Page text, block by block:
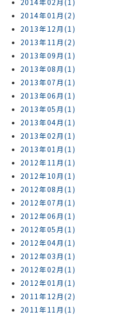
2014年01月(2)
2013年12月(1)
2013年11月(2)
2013年09月(1)
2013年08月(1)
2013年07月(1)
2013年06月(1)
2013年05月(1)
2013年04月(1)
2013年02月(1)
2013年01月(1)
2012年11月(1)
2012年10月(1)
2012年08月(1)
2012年07月(1)
2012年06月(1)
2012年05月(1)
2012年04月(1)
2012年03月(1)
2012年02月(1)
2012年01月(1)
2011年12月(2)
2011年11月(1)